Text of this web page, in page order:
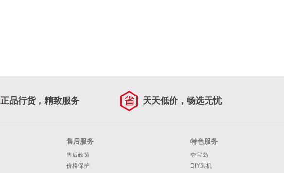
正品行货，精致服务 天天低价，畅选无忧
售后服务
售后政策
价格保护
特色服务
夺宝岛
DIY装机